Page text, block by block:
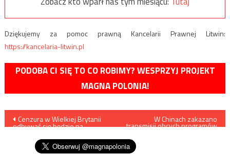
Dziękujemy za pomoc prawną Kancelarii Prawnej Litwin:
https://kancelaria-litwin.pl
PODOBA CI SIĘ TO CO ROBIMY? WESPRZYJ PROJEKT
MAGNA POLONIA!
Nawigacja
wpisu
Cenzura w Wielkiej Brytanii
odbywać się będzie na
W Chinach zakazano
transmisji obcych programów